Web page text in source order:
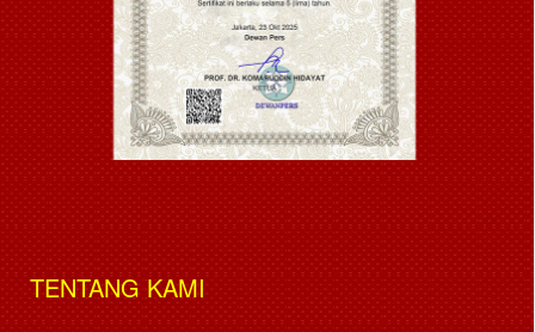
TENTANG KAMI